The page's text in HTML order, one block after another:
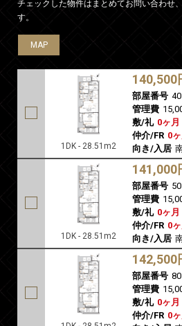
チェックした物件はまとめてお問い合わせ
す。
MAP
1DK - 28.51m2
140,500
部屋番号
管理費
敷/礼 0ヶ月
仲介/FR 0ヶ
向き/入居
MAP
1DK - 28.51m2
141,000
部屋番号
管理費
敷/礼 0ヶ月
仲介/FR 0ヶ
向き/入居
MAP
142,500
部屋番号
管理費
敷/礼 0ヶ月
仲介/FR 0ヶ
MAP
MAP